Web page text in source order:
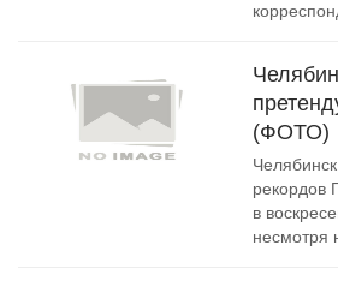
(ФОТО)
рекордов
в
несмотря